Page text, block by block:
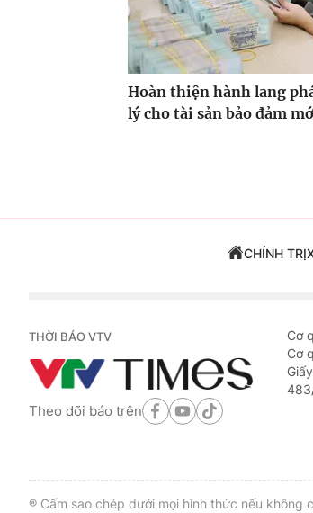
Hoàn thiện hành lang
lý cho tài sản bảo đảm
CHÍNH TRỊ
THỜI BÁO VTV
Theo dõi báo trên
Cơ
Cơ
® Cấm sao chép dưới mọi hình thức nếu không